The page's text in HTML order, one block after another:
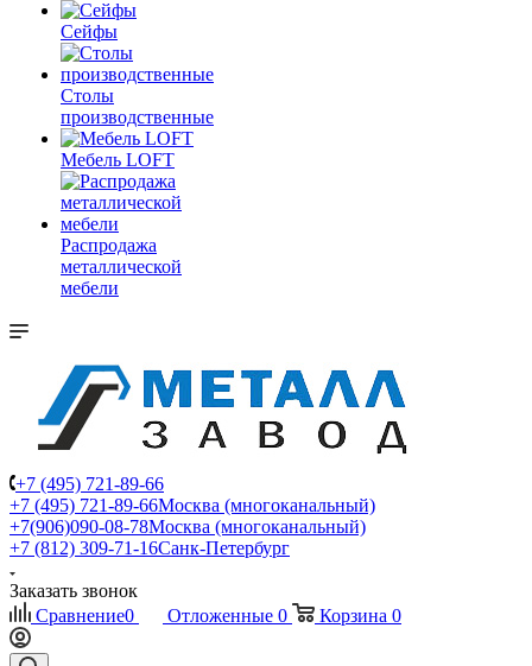
Сейфы
Столы
производственные
Мебель LOFT
Распродажа
металлической
мебели
+7 (495) 721-89-66
+7 (495) 721-89-66Москва (многоканальный)
+7(906)090-08-78Москва (многоканальный)
+7 (812) 309-71-16Санк-Петербург
Заказать звонок
Сравнение0 Отложенные 0 Корзина 0